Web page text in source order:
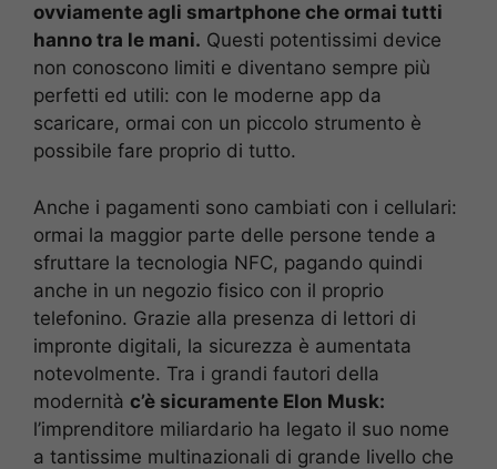
ovviamente agli smartphone che ormai tutti
hanno tra le mani. Questi potentissimi device
non conoscono limiti e diventano sempre più
perfetti ed utili: con le moderne app da
scaricare, ormai con un piccolo strumento è
possibile fare proprio di tutto.
Anche i pagamenti sono cambiati con i cellulari:
ormai la maggior parte delle persone tende a
sfruttare la tecnologia NFC, pagando quindi
anche in un negozio fisico con il proprio
telefonino. Grazie alla presenza di lettori di
impronte digitali, la sicurezza è aumentata
notevolmente. Tra i grandi fautori della
modernità c’è sicuramente Elon Musk:
l’imprenditore miliardario ha legato il suo nome
a tantissime multinazionali di grande livello che